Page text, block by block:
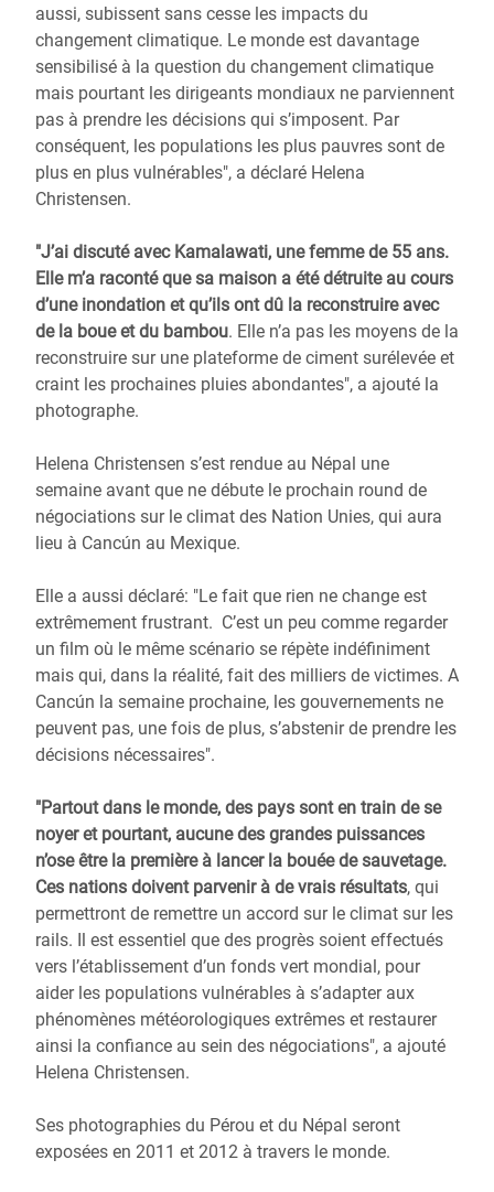
aussi, subissent sans cesse les impacts du
changement climatique. Le monde est davantage
sensibilisé à la question du changement climatique
mais pourtant les dirigeants mondiaux ne parviennent
pas à prendre les décisions qui s’imposent. Par
conséquent, les populations les plus pauvres sont de
plus en plus vulnérables", a déclaré Helena
Christensen.
"J’ai discuté avec Kamalawati, une femme de 55 ans.
Elle m’a raconté que sa maison a été détruite au cours
d’une inondation et qu’ils ont dû la reconstruire avec
de la boue et du bambou. Elle n’a pas les moyens de la
reconstruire sur une plateforme de ciment surélevée et
craint les prochaines pluies abondantes", a ajouté la
photographe.
Helena Christensen s’est rendue au Népal une
semaine avant que ne débute le prochain round de
négociations sur le climat des Nation Unies, qui aura
lieu à Cancún au Mexique.
Elle a aussi déclaré: "Le fait que rien ne change est
extrêmement frustrant. C’est un peu comme regarder
un film où le même scénario se répète indéfiniment
mais qui, dans la réalité, fait des milliers de victimes. A
Cancún la semaine prochaine, les gouvernements ne
peuvent pas, une fois de plus, s’abstenir de prendre les
décisions nécessaires".
"Partout dans le monde, des pays sont en train de se
noyer et pourtant, aucune des grandes puissances
n’ose être la première à lancer la bouée de sauvetage.
Ces nations doivent parvenir à de vrais résultats, qui
permettront de remettre un accord sur le climat sur les
rails. Il est essentiel que des progrès soient effectués
vers l’établissement d’un fonds vert mondial, pour
aider les populations vulnérables à s’adapter aux
phénomènes météorologiques extrêmes et restaurer
ainsi la confiance au sein des négociations", a ajouté
Helena Christensen.
Ses photographies du Pérou et du Népal seront
exposées en 2011 et 2012 à travers le monde.